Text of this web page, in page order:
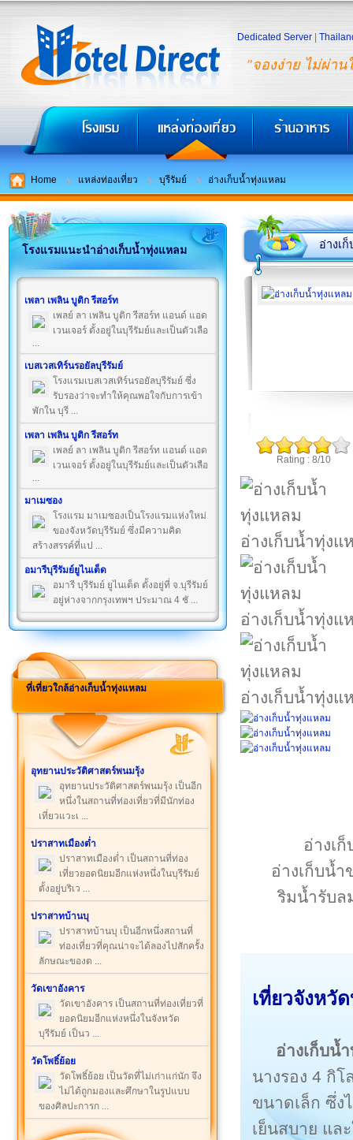
"จองง่าย ไม่ผ่าน
Dedicated Server
Home แหล่งท่องเที่ยว บุรีรัมย์ อ่างเก็บน้ำทุ่งแหลม
โรงแรมแนะนำอ่างเก็บน้ำทุ่งแหลม
เพลา เพลิน บูติก รีสอร์ท
เพลย์ ลา เพลิน บูติก รีสอร์ท แอนด์ แอด
เวนเจอร์ ตั้งอยู่ในบุรีรัมย์และเป็นตัวเลือ
...
เบสเวสเทิร์นรอยัลบุรีรัมย์
โรงแรมเบสเวสเทิร์นรอยัลบุรีรัมย์ ซึ่ง
รับรองว่าจะทำให้คุณพอใจกับการเข้า
พักใน บุรี ...
เพลา เพลิน บูติก รีสอร์ท
เพลย์ ลา เพลิน บูติก รีสอร์ท แอนด์ แอด
เวนเจอร์ ตั้งอยู่ในบุรีรัมย์และเป็นตัวเลือ
...
มาเมซอง
โรงแรม มาเมซองเป็นโรงแรมแห่งใหม่
ของจังหวัดบุรีรัมย์ ซึ่งมีความคิด
สร้างสรรค์ที่แป ...
อมารีบุรีรัมย์ยูไนเต็ด
อมารี บุรีรัมย์ ยูไนเต็ด ตั้งอยู่ที่ จ.บุรีรัมย์
อยู่ห่างจากกรุงเทพฯ ประมาณ 4 ชั ...
ที่เที่ยวใกล้อ่างเก็บน้ำทุ่งแหลม
อุทยานประวัติศาสตร์พนมรุ้ง
อุทยานประวัติศาสตร์พนมรุ้ง เป็นอีก
หนึ่งในสถานที่ท่องเที่ยวที่มีนักท่อง
เที่ยวแวะเ ...
ปราสาทเมืองต่ำ
ปราสาทเมืองต่ำ เป็นสถานที่ท่อง
เที่ยวยอดนิยมอีกแห่งหนึ่งในบุรีรัมย์
ตั้งอยู่บริเว ...
ปราสาทบ้านบุ
ปราสาทบ้านบุ เป็นอีกหนึ่งสถานที่
ท่องเที่ยวที่คุณน่าจะได้ลองไปสักครั้ง
ลักษณะของต ...
วัดเขาอังคาร
วัดเขาอังคาร เป็นสถานที่ท่องเที่ยวที่
ยอดนิยมอีกแห่งหนึ่งในจังหวัด
บุรีรัมย์ เป็นว ...
วัดโพธิ์ย้อย
วัดโพธิ์ย้อย เป็นวัดที่ไม่เก่าแก่นัก จึง
ไม่ได้ถูกมองและศึกษาในรูปแบบ
ของศิลปะการก ...
อ่างเ
Rating : 8/10
อ่างเก็บน้ำทุ่งแ
อ่างเก็บน้ำทุ่งแ
อ่างเก็บน้ำทุ่งแ
อ่างเ
อ่างเก็บน้
ริมน้ำรับล
เที่ยวจังหวั
อ่างเก็บน้
นางรอง 4 กิโ
ขนาดเล็ก ซึ่ง
เย็นสบาย แล